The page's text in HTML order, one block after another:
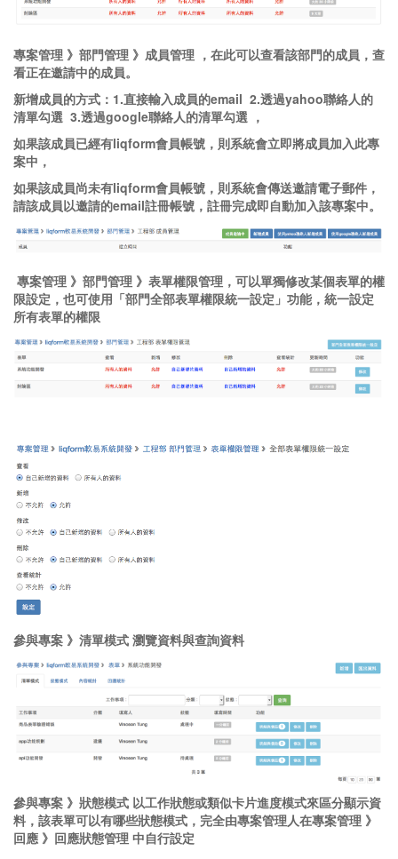
專案管理 》部門管理 》成員管理 ，在此可以查看該部門的成員，查
看正在邀請中的成員。
新增成員的方式：1.直接輸入成員的email 2.透過yahoo聯絡人的
清單勾選 3.透過google聯絡人的清單勾選 ，
如果該成員已經有liqform會員帳號，則系統會立即將成員加入此專
案中，
如果該成員尚未有liqform會員帳號，則系統會傳送邀請電子郵件，
請該成員以邀請的email註冊帳號，註冊完成即自動加入該專案中。
專案管理 》部門管理 》表單權限管理，可以單獨修改某個表單的權
限設定，也可使用「部門全部表單權限統一設定」功能，統一設定
所有表單的權限
參與專案 》清單模式 瀏覽資料與查詢資料
參與專案 》狀態模式 以工作狀態或類似卡片進度模式來區分顯示資
料，該表單可以有哪些狀態模式，完全由專案管理人在專案管理 》
回應 》回應狀態管理 中自行設定